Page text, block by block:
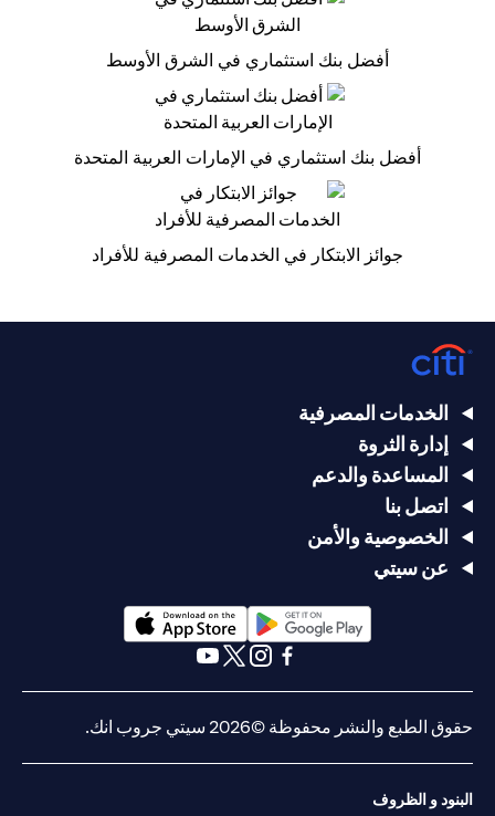
أفضل بنك استثماري في الشرق الأوسط
أفضل بنك استثماري في الإمارات العربية المتحدة
جوائز الابتكار في الخدمات المصرفية للأفراد
الخدمات المصرفية
إدارة الثروة
المساعدة والدعم
اتصل بنا
الخصوصية والأمن
عن سيتي
(opens in a new tab)
حقوق الطبع والنشر محفوظة ©2026 سيتي جروب انك.
البنود و الظروف